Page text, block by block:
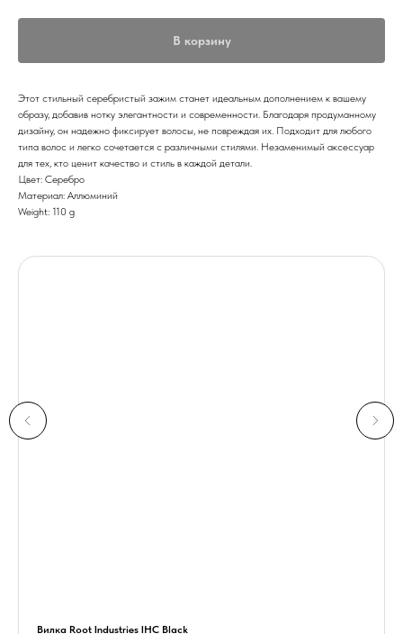
В корзину
Этот стильный серебристый зажим станет идеальным дополнением к вашему
образу, добавив нотку элегантности и современности. Благодаря продуманному
дизайну, он надежно фиксирует волосы, не повреждая их. Подходит для любого
типа волос и легко сочетается с различными стилями. Незаменимый аксессуар
для тех, кто ценит качество и стиль в каждой детали.
Цвет: Серебро
Материал: Аллюминий
Weight: 110 g
Вилка Root Industries IHC Black